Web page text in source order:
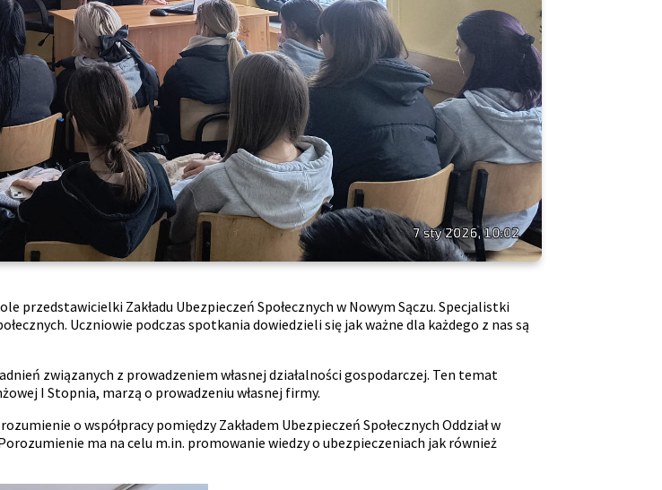
przedstawicielki Zakładu Ubezpieczeń Społecznych w Nowym Sączu. Specjalistki
Uczniowie podczas spotkania dowiedzieli się jak ważne dla każdego z nas są
związanych z prowadzeniem własnej działalności gospodarczej. Ten temat
I Stopnia, marzą o prowadzeniu własnej firmy.
o współpracy pomiędzy Zakładem Ubezpieczeń Społecznych Oddział w
ma na celu m.in. promowanie wiedzy o ubezpieczeniach jak również